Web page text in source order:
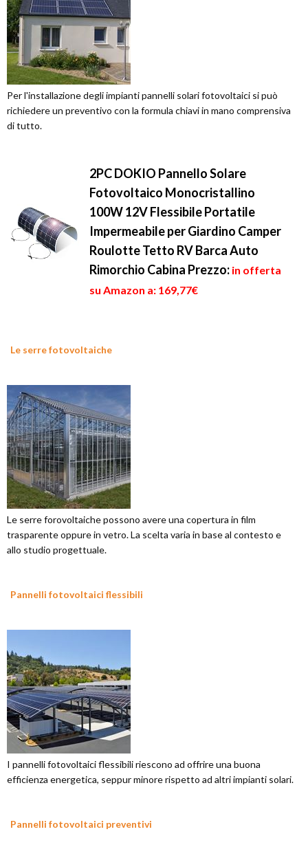
Per l'installazione degli impianti pannelli solari fotovoltaici si può
richiedere un preventivo con la formula chiavi in mano comprensiva
di tutto.
2PC DOKIO Pannello Solare
Fotovoltaico Monocristallino
100W 12V Flessibile Portatile
Impermeabile per Giardino Camper
Roulotte Tetto RV Barca Auto
Rimorchio Cabina Prezzo: in offerta
su Amazon a: 169,77€
Le serre fotovoltaiche
Le serre forovoltaiche possono avere una copertura in film
trasparente oppure in vetro. La scelta varia in base al contesto e
allo studio progettuale.
Pannelli fotovoltaici flessibili
I pannelli fotovoltaici flessibili riescono ad offrire una buona
efficienza energetica, seppur minore rispetto ad altri impianti solari.
Pannelli fotovoltaici preventivi